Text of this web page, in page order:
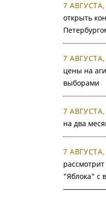
7
открыть
7
цены на
выборами
7
на два
7
"Яблока" с